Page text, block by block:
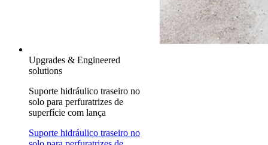
Upgrades & Engineered
solutions
Suporte hidráulico traseiro no
solo para perfuratrizes de
superfície com lança
Suporte hidráulico traseiro no